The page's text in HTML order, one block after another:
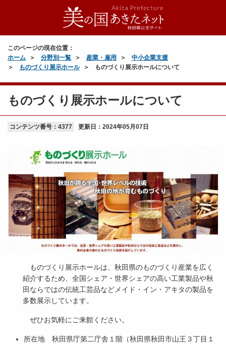
このページの現在位置：
ホーム
分野別一覧 産業・雇用
中小企業支援
ものづくり展示ホール
ものづくり展示ホールについて
ものづくり展示ホールについて
コンテンツ番号：4377 更新日： 2024年05月07日
ものづくり展示ホールは、秋田県のものづくり産業を広く
紹介するため、全国シェア・世界シェアの高い工業製品や秋
田ならではの伝統工芸品などメイド・イン・アキタの製品を
多数展示しています。
ぜひお気軽にご来館ください。
所在地 秋田県庁第二庁舎１階（秋田県秋田市山王３丁目１